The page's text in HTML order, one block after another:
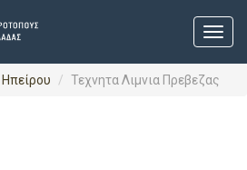
Ηπείρου Τεχνητα Λιμνια Πρεβεζας